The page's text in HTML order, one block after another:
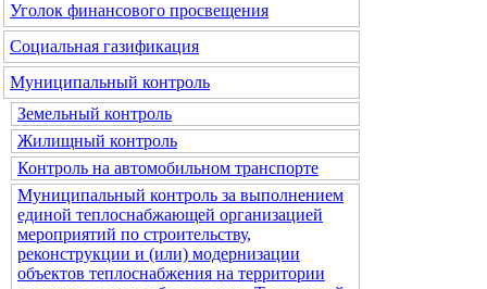
Уголок финансового просвещения
Социальная газификация
Муниципальный контроль
Земельный контроль
Жилищный контроль
Контроль на автомобильном транспорте
Муниципальный контроль за выполнением
единой теплоснабжающей организацией
мероприятий по строительству,
реконструкции и (или) модернизации
объектов теплоснабжения на территории